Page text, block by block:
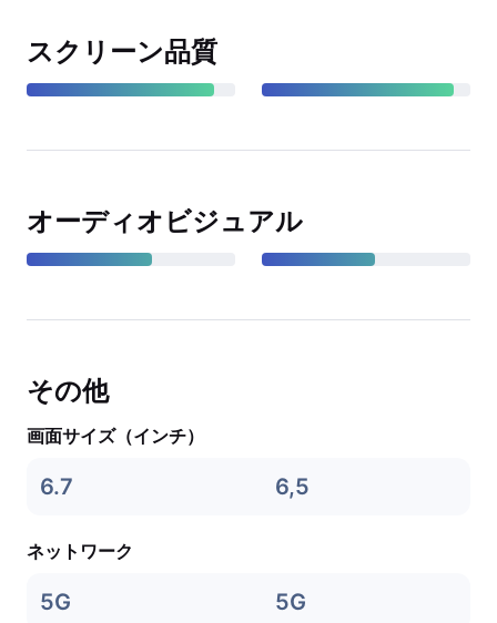
スクリーン品質
オーディオビジュアル
その他
画面サイズ（インチ）
6.7 6,5
ネットワーク
5G 5G